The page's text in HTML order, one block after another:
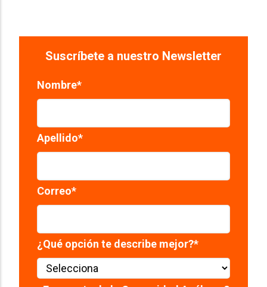
Suscríbete a nuestro Newsletter
Nombre*
Apellido*
Correo*
¿Qué opción te describe mejor?*